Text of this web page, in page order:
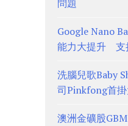
問題
Google Nano
能力大提升 支
洗腦兒歌Baby
司Pinkfong首
澳洲金礦股